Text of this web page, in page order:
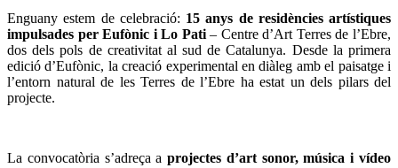
Enguany estem de celebració: 15 anys de residències artístiques
impulsades per Eufònic i Lo Pati– Centre d’Art Terres de l’Ebre,
dos dels pols de creativitat al sud de Catalunya. Desde la primera
edició d’Eufònic, la creació experimental en diàleg amb el paisatge i
l’entorn natural de les Terres de l’Ebre ha estat un dels pilars del
projecte.
La convocatòria s’adreça aprojectes d’art sonor, música i vídeo